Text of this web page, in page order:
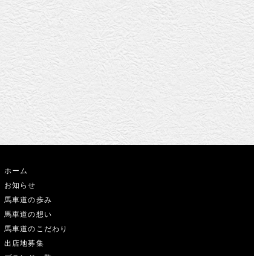
ホーム
お知らせ
馬車道の歩み
馬車道の想い
馬車道のこだわり
出店地募集